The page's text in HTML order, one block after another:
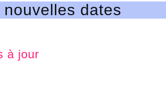
dates
à jour